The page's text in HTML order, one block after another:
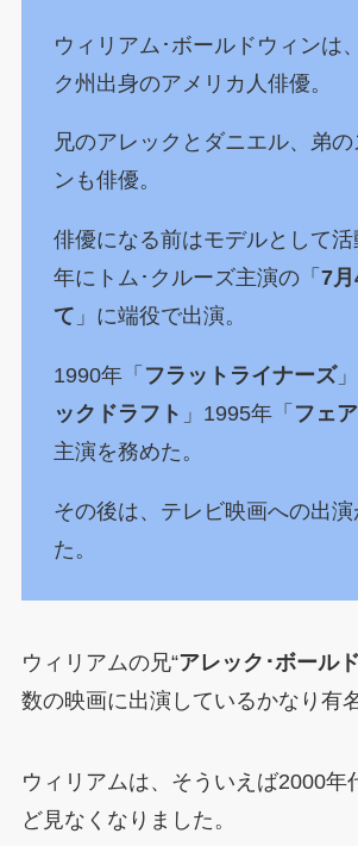
ウィリアム･ボールドウィンは
ク州出身のアメリカ人俳優。
兄のアレックとダニエル、弟
ンも俳優。
俳優になる前はモデルとして
年にトム･クルーズ主演の「 7
て 」に端役で出演。
1990年「 フラットライナーズ
ックドラフト 」1995年「 フェ
主演を務めた。
その後は、テレビ映画への出
た。
ウィリアムの兄“アレック･ボール
数の映画に出演しているかなり有
ウィリアムは、そういえば2000年
ど見なくなりました。